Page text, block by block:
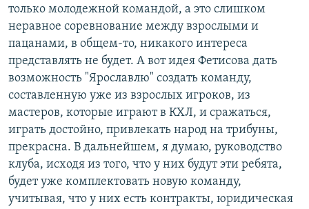
только молодежной командой, а это слишком
неравное соревнование между взрослыми и
пацанами, в общем-то, никакого интереса
представлять не будет. А вот идея Фетисова дать
возможность "Ярославлю" создать команду,
составленную уже из взрослых игроков, из
мастеров, которые играют в КХЛ, и сражаться,
играть достойно, привлекать народ на трибуны,
прекрасна. В дальнейшем, я думаю, руководство
клуба, исходя из того, что у них будут эти ребята,
будет уже комплектовать новую команду,
учитывая, что у них есть контракты, юридическая